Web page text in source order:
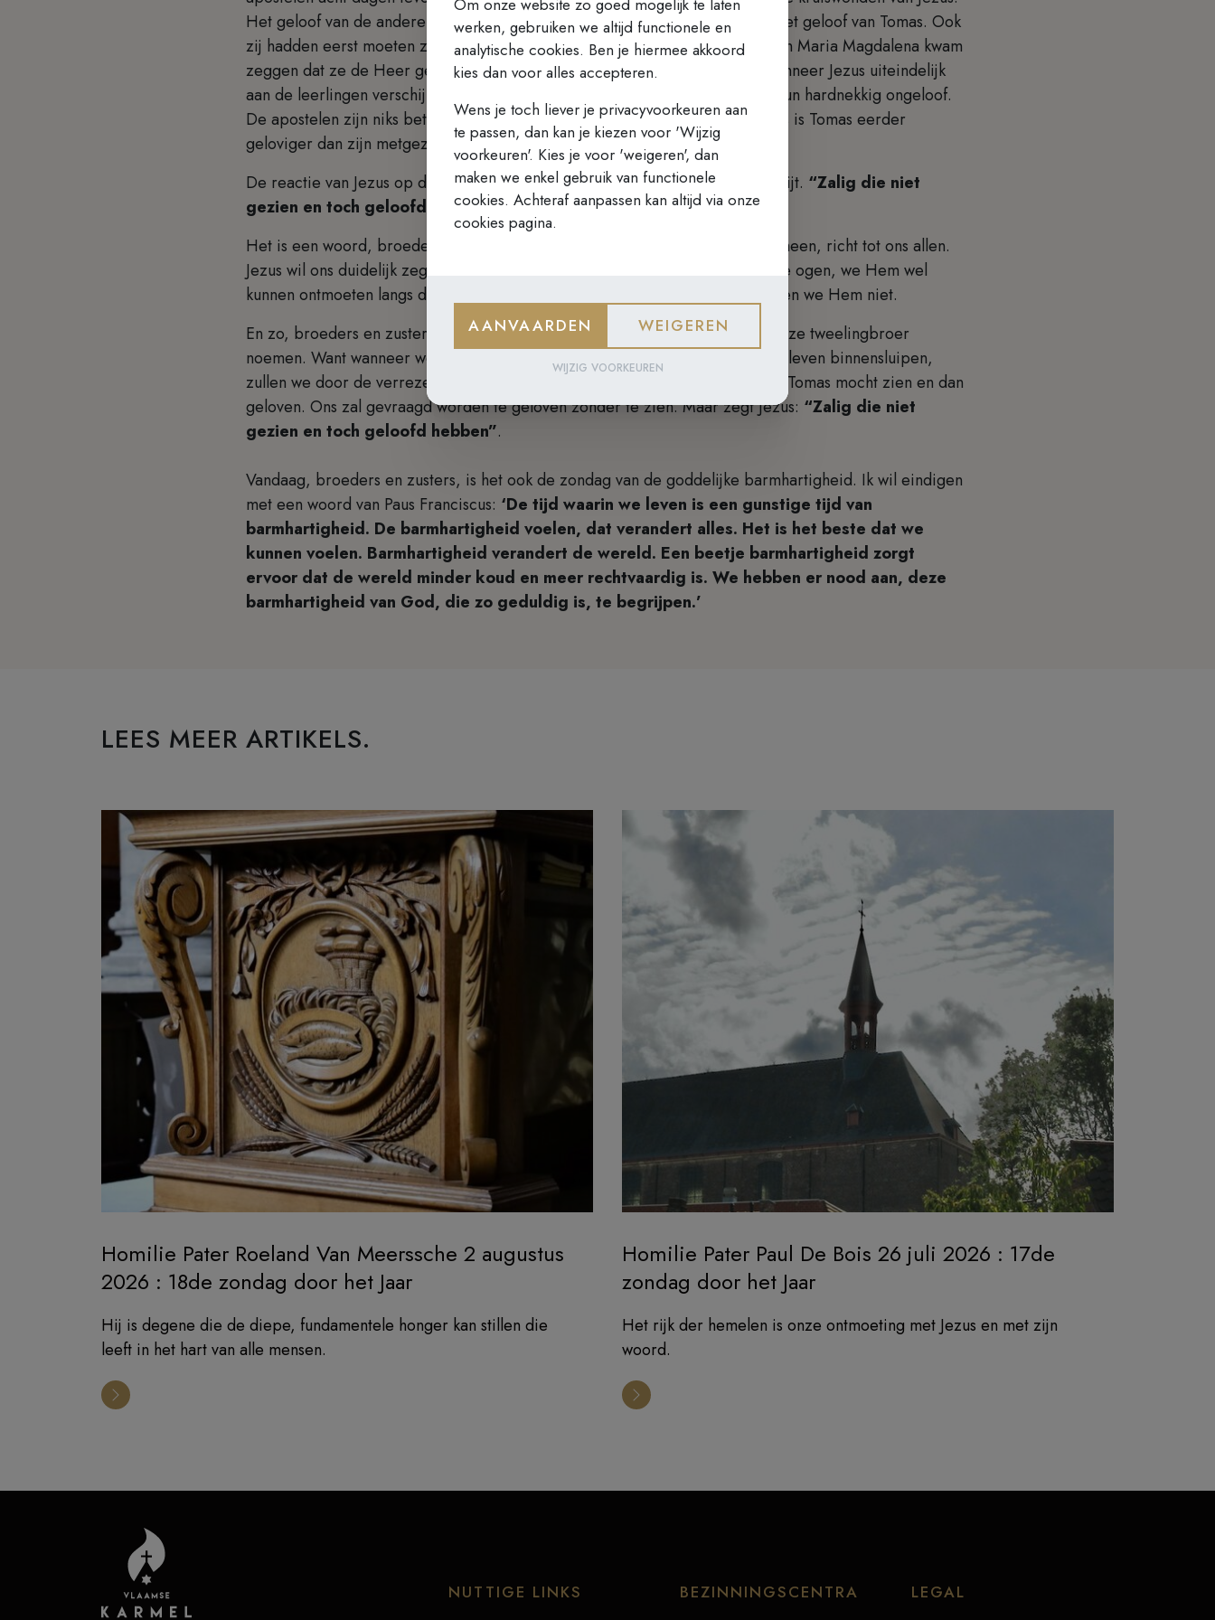
Het geloof van de andere apostelen was trouwens geen greintje groter dan het geloof van Tomas. Ook
zij hadden eerst moeten zien vooraleer zij geloofden. Marcus vertelt dat, toen Maria Magdalena kwam
zeggen dat ze de Heer gezien had, de apostelen haar niet geloofden. En wanneer Jezus uiteindelijk
aan de leerlingen verschijnt, vertelt Marcus, maakt Hij hun een verwijt over hun hardnekkig ongeloof.
De apostelen zijn niks beter dan Tomas. Door zijn prachtige geloofsbelijdenis is Tomas eerder
geloviger dan zijn metgezellen.
De reactie van Jezus op de geloofsbelijdenis van Tomas is daarom geen verwijt. “Zalig die niet
gezien en toch geloofd hebben”.
Het is een woord, broeders en zusters, dat Jezus, over het hoofd van Tomas heen, richt tot ons allen.
Jezus wil ons duidelijk zeggen dat, hoewel we Hem niet kunnen zien met onze ogen, we Hem wel
kunnen ontmoeten langs de weg van het geloof. Hij zal er altijd zijn, ook al zien we Hem niet.
En zo, broeders en zusters, staat Tomas zeer dicht bij ons, we mogen hem onze tweelingbroer
noemen. Want wanneer we het moeilijk hebben, wanneer angst en twijfel ons leven binnensluipen,
zullen we door de verrezen Jezus zelf boven onze onmacht worden uitgetild. Tomas mocht zien en dan
geloven. Ons zal gevraagd worden te geloven zonder te zien. Maar zegt Jezus: “Zalig die niet
gezien en toch geloofd hebben”.
Vandaag, broeders en zusters, is het ook de zondag van de goddelijke barmhartigheid. Ik wil eindigen
met een woord van Paus Franciscus: ‘De tijd waarin we leven is een gunstige tijd van
barmhartigheid. De barmhartigheid voelen, dat verandert alles. Het is het beste dat we
kunnen voelen. Barmhartigheid verandert de wereld. Een beetje barmhartigheid zorgt
ervoor dat de wereld minder koud en meer rechtvaardig is. We hebben er nood aan, deze
barmhartigheid van God, die zo geduldig is, te begrijpen.’
LEES MEER ARTIKELS.
Homilie Pater Roeland Van Meerssche 2 augustus
2026 : 18de zondag door het Jaar
Hij is degene die de diepe, fundamentele honger kan stillen die
leeft in het hart van alle mensen.
Homilie Pater Paul De Bois 26 juli 2026 : 17de
zondag door het Jaar
Het rijk der hemelen is onze ontmoeting met Jezus en met zijn
woord.
NUTTIGE LINKS
BEZINNINGSCENTRA
LEGAL
werken, gebruiken we altijd functionele en
analytische cookies. Ben je hiermee akkoord
kies dan voor alles accepteren.
Wens je toch liever je privacyvoorkeuren aan
te passen, dan kan je kiezen voor 'Wijzig
voorkeuren'. Kies je voor 'weigeren', dan
maken we enkel gebruik van functionele
cookies. Achteraf aanpassen kan altijd via onze
cookies pagina.
AANVAARDEN WEIGEREN
WIJZIG VOORKEUREN